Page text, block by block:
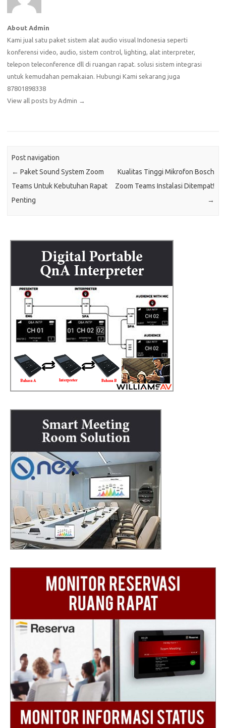
About Admin
Kami jual satu paket sistem alat audio visual Indonesia seperti
konferensi video, audio, sistem control, lighting, alat interpreter,
telepon teleconference dll di ruangan rapat. solusi sistem integrasi
untuk kemudahan pemakaian. Hubungi Kami sekarang juga
87801898338
View all posts by Admin →
Post navigation
← Paket Sound System Zoom
Teams Untuk Kebutuhan Rapat
Penting
Kualitas Tinggi Mikrofon Bosch
Zoom Teams Instalasi Ditempat!
→